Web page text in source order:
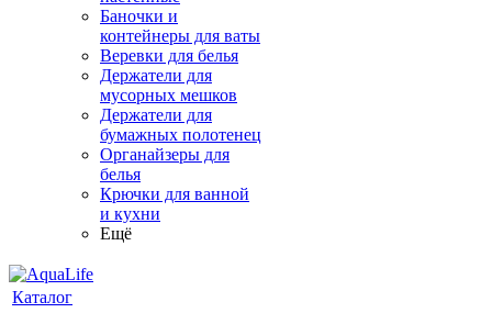
Баночки и
контейнеры для ваты
Веревки для белья
Держатели для
мусорных мешков
Держатели для
бумажных полотенец
Органайзеры для
белья
Крючки для ванной
и кухни
Ещё
Каталог